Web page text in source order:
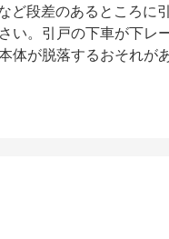
ど段差のあるところに
い。引戸の下車が下レ
体が脱落するおそれが